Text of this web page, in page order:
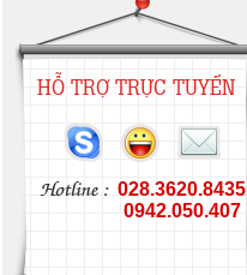
HỖ TRỢ TRỰC TUYẾN
028.3620.8435
0942.050.407